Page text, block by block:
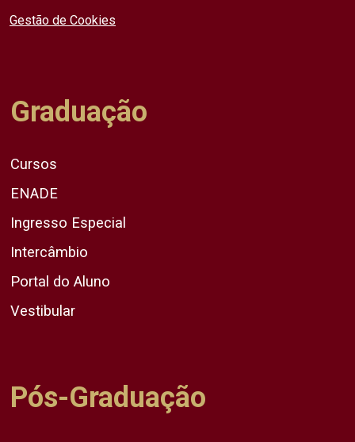
Gestão de Cookies
Graduação
Cursos
ENADE
Ingresso Especial
Intercâmbio
Portal do Aluno
Vestibular
Pós-Graduação